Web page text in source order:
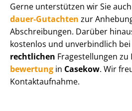
Gerne unterstützen wir Sie
dau­er-Gutachten zur
Abschreibungen. Darüber
kostenlos und unverbindlich bei
rechtlichen Fragestellungen zu
be­wer­tung in Casekow. Wir
Kontaktaufnahme.